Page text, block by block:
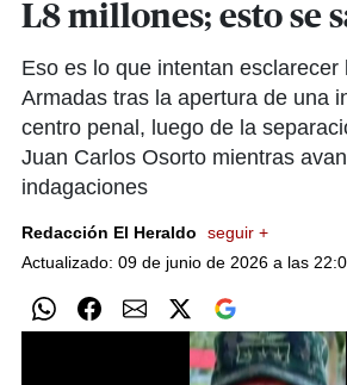
L8 millones; esto se
Eso es lo que intentan esclarecer
Armadas tras la apertura de una
centro penal, luego de la
Juan Carlos Osorto mientras
indagaciones
Redacción El Heraldo
seguir +
Actualizado: 09 de junio de 2026 a las